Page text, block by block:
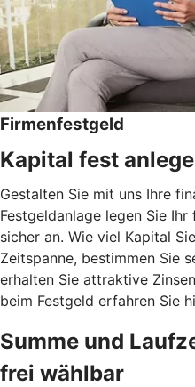
Firmenfestgeld
Kapital fest
Gestalten Sie mit uns Ihre
Festgeldanlage legen Sie
sicher an. Wie viel Kapital
Zeitspanne, bestimmen Sie
erhalten Sie attraktive
beim Festgeld erfahren Sie
Summe und
frei wählbar